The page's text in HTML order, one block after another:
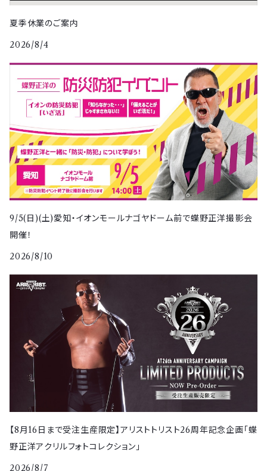
夏季休業のご案内
2026/8/4
9/5(日)(土)愛知・イオンモールナゴヤドーム前で蝶野正洋撮影会
開催！
2026/8/10
【8月16日まで受注生産限定】アリストトリスト26周年記念企画「蝶
野正洋アクリルフォトコレクション」
2026/8/7